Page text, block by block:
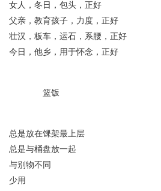
人，冬日，包头，正好
亲，教育孩子，力度，正好
汉，板车，运石，系腰，正好
日，他乡，用于怀念，正好
饭
是放在馃架最上层
是与桶盘放一起
别物不同
用